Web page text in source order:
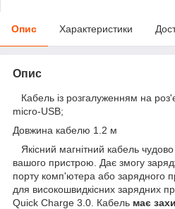
Опис Характеристики
Опис
Кабель із розгалуженням на
micro-USB;
Довжина кабелю 1.2 м
Якісний магнітний кабель
вашого пристрою. Дає змогу
порту комп'ютера або зарядного
для високошвидкісних зарядних
Quick Charge 3.0. Кабель має